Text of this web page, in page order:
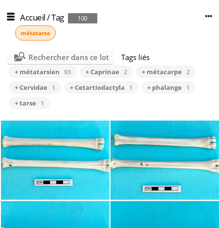
Accueil/Tag
100
métatarse
Rechercher dans ce lot Tags liés
+ métatarsien 93 + Caprinae 2 + métacarpe 2
+ Cervidae
1 + Cetartiodactyla 1 + phalange
1
+ tarse
1